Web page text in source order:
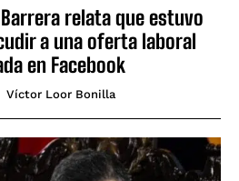
relata que estuvo
a una oferta laboral
en Facebook
Víctor Loor Bonilla